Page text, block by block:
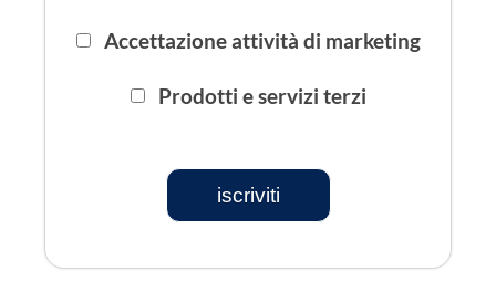
Accettazione attività di marketing
Prodotti e servizi terzi
iscriviti